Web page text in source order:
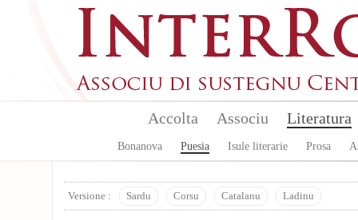
Accolta Associu Literatura
Bonanova Puesia Isule literarie Prosa
Versione : Sardu Corsu Catalanu Ladinu